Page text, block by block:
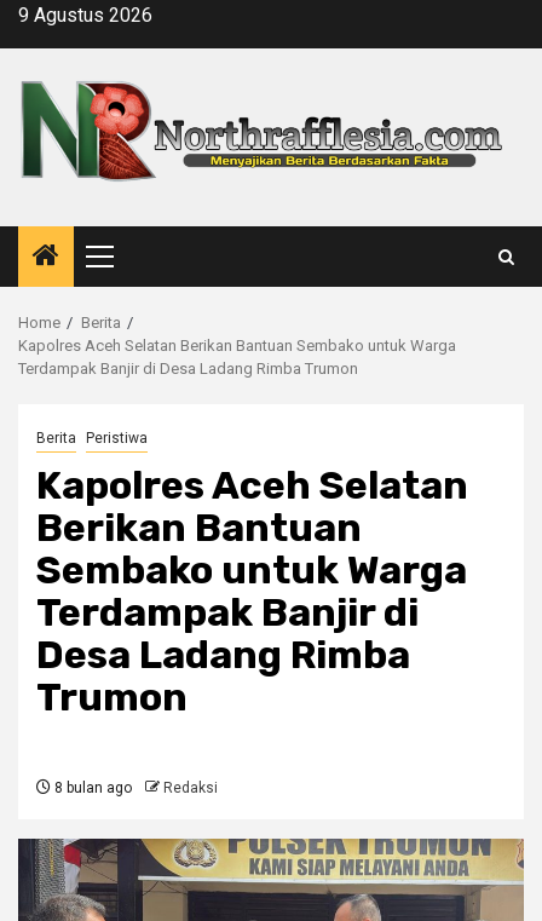
Skip9 Agustus 2026
Primary
Menu
Home
Berita
Kapolres Aceh Selatan Berikan Bantuan Sembako untuk Warga
Terdampak Banjir di Desa Ladang Rimba Trumon
Berita Peristiwa
Kapolres Aceh Selatan
Berikan Bantuan
Sembako untuk Warga
Terdampak Banjir di
Desa Ladang Rimba
Trumon
8 bulan ago Redaksi